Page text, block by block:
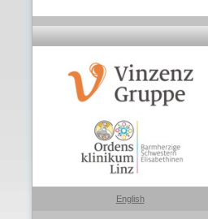
English